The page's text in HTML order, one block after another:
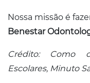
Nossa missão é
Benestar
Crédito: Como
Escolares, Minuto